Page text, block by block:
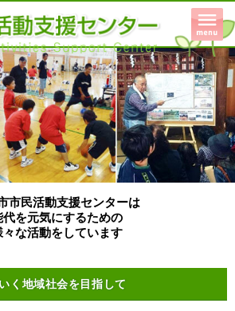
市民活動支援センターは
代を元気にするための
々な活動をしています
く地域社会を目指して